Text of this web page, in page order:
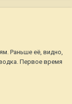
Раньше её, видно,
Первое время